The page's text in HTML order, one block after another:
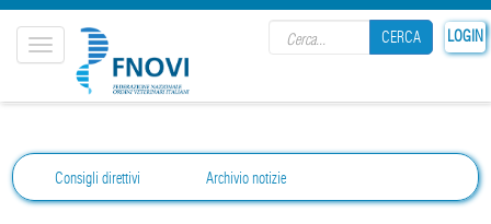
LOGIN
CERCA
CERCA
Toggle
navigation
Consigli direttivi Archivio notizie